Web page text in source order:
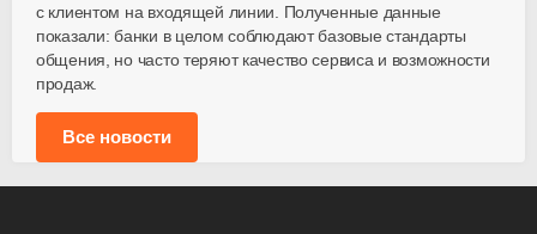
с клиентом на входящей линии. Полученные данные
показали: банки в целом соблюдают базовые стандарты
общения, но часто теряют качество сервиса и возможности
продаж.
Все новости